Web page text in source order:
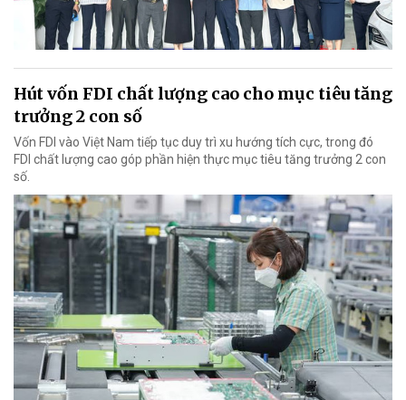
Hút vốn FDI chất lượng cao cho mục tiêu tăng
trưởng 2 con số
Vốn FDI vào Việt Nam tiếp tục duy trì xu hướng tích cực, trong đó
FDI chất lượng cao góp phần hiện thực mục tiêu tăng trưởng 2 con
số.